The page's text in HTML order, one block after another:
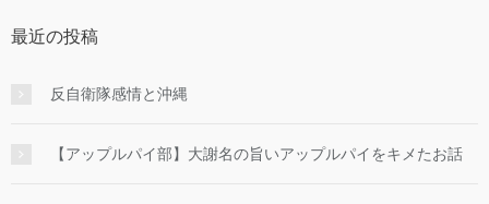
最近の投稿
反自衛隊感情と沖縄
【アップルパイ部】大謝名の旨いアップルパイをキメたお話